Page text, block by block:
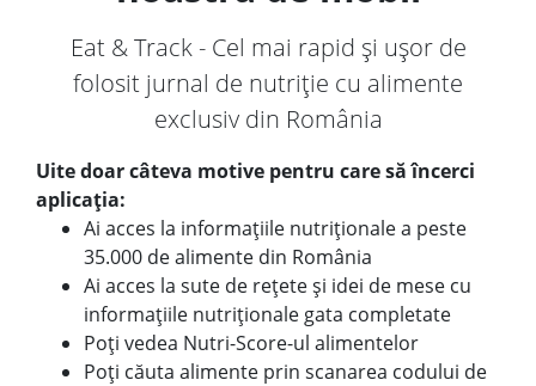
Eat & Track - Cel mai rapid și ușor de
folosit jurnal de nutriție cu alimente
exclusiv din România
Uite doar câteva motive pentru care să încerci
aplicația:
Ai acces la informațiile nutriționale a peste
35.000 de alimente din România
Ai acces la sute de rețete și idei de mese cu
informațiile nutriționale gata completate
Poți vedea Nutri-Score-ul alimentelor
Poți căuta alimente prin scanarea codului de